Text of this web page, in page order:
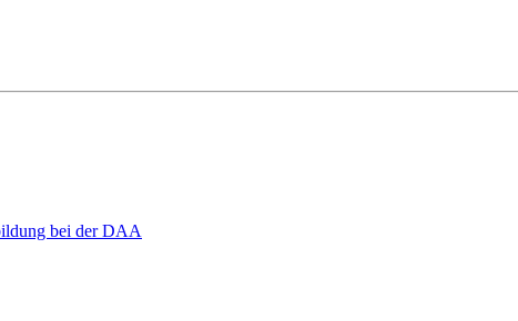
bei der DAA